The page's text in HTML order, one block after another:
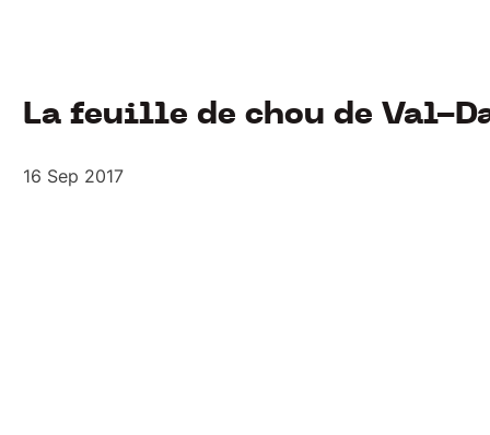
La feuille de chou de Val-
16 Sep 2017